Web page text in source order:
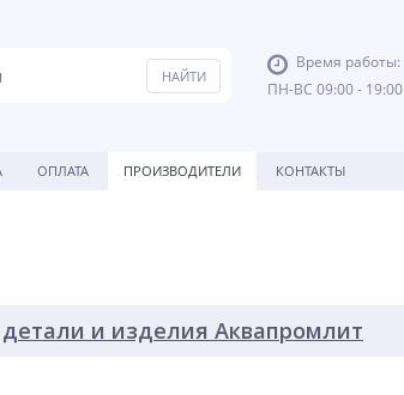
Время работы:
ПН-ВС 09:00 - 19:00
ОПЛАТА ПРОИЗВОДИТЕЛИ КОНТАКТЫ
и изделия Аквапромлит